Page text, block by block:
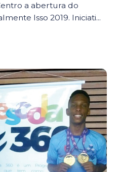
a abertura do
Isso 2019. Iniciati...